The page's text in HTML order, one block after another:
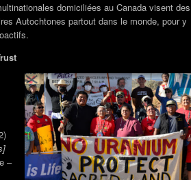
domiciliées au Canada visent des
Autochtones partout dans le monde, pour y
–